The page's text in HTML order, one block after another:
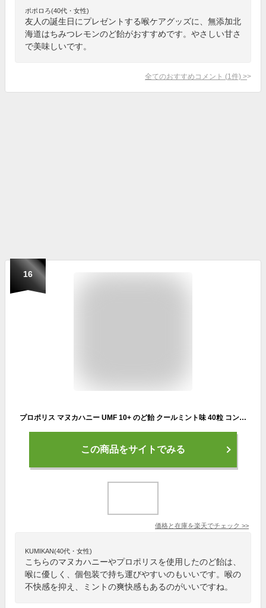
ポポロろ(40代・女性)
友人の誕生日にプレゼントする喉ケアグッズに、無添加北
海道はちみつレモンのど飴がおすすめです。やさしい甘さ
で美味しいです。
全てのおすすめコメント (1 件) >
16
プロポリス マヌカハニー UMF 10+ のど飴 クールミント味 40粒 コンビタ[ニュージーランド キャンディ ロゼンジ ドロップ] 個包装 携帯用 喉ケア グルメ ギフト
この商品をサイトでみる
価格と在庫を楽天でチェック >>
KUMIKAN(40代・女性)
こちらのマヌカハニーやプロポリスを使用したのど飴は、
喉に優しく、個包装で持ち運びやすいのもいいです。喉の
不快感を抑え、ミントの爽快感もあるのがいいですね。